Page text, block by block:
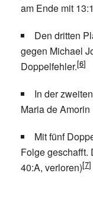
am Ende mit
Den dritten
gegen Michael
Doppelfehler.
In der
Maria de Amorin
Mit fünf
Folge geschafft.
40:A, verloren)